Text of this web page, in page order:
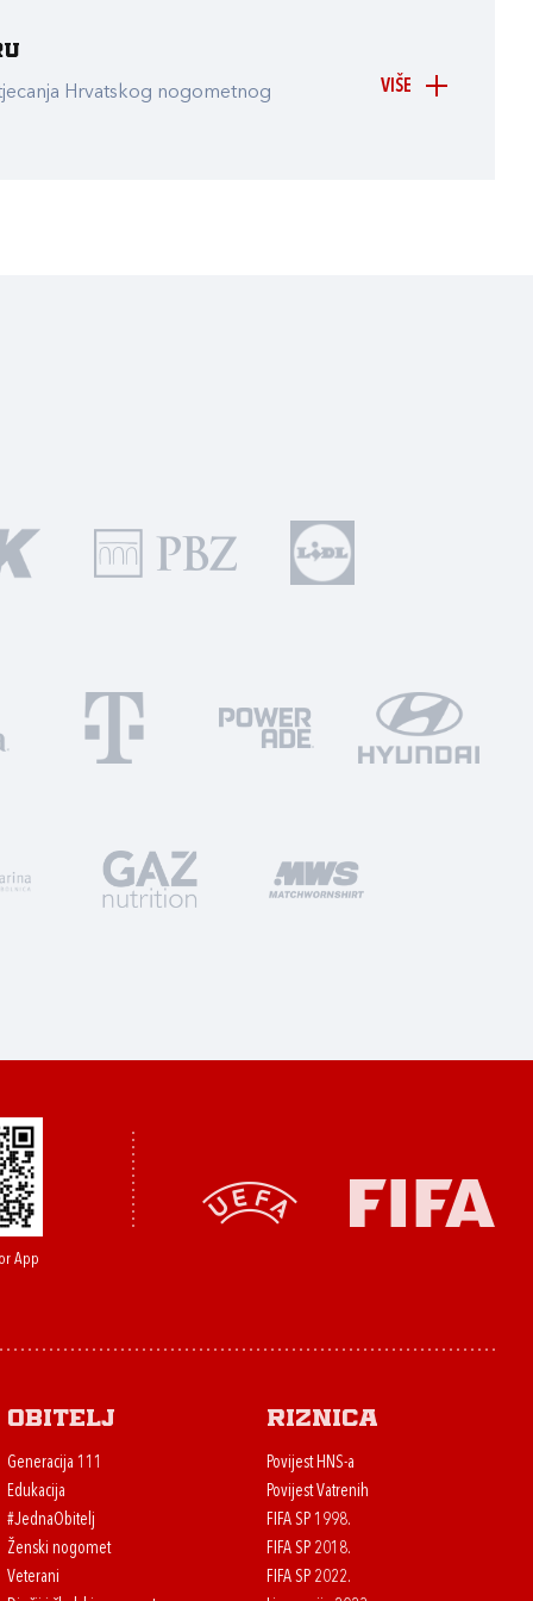
VIŠE
Hrvatskog nogometnog
App
Obitelj
Generacija 111
Edukacija
#JednaObitelj
Ženski nogomet
Veterani
Riznica
Povijest HNS-a
Povijest Vatrenih
FIFA SP 1998.
FIFA SP 2018.
FIFA SP 2022.